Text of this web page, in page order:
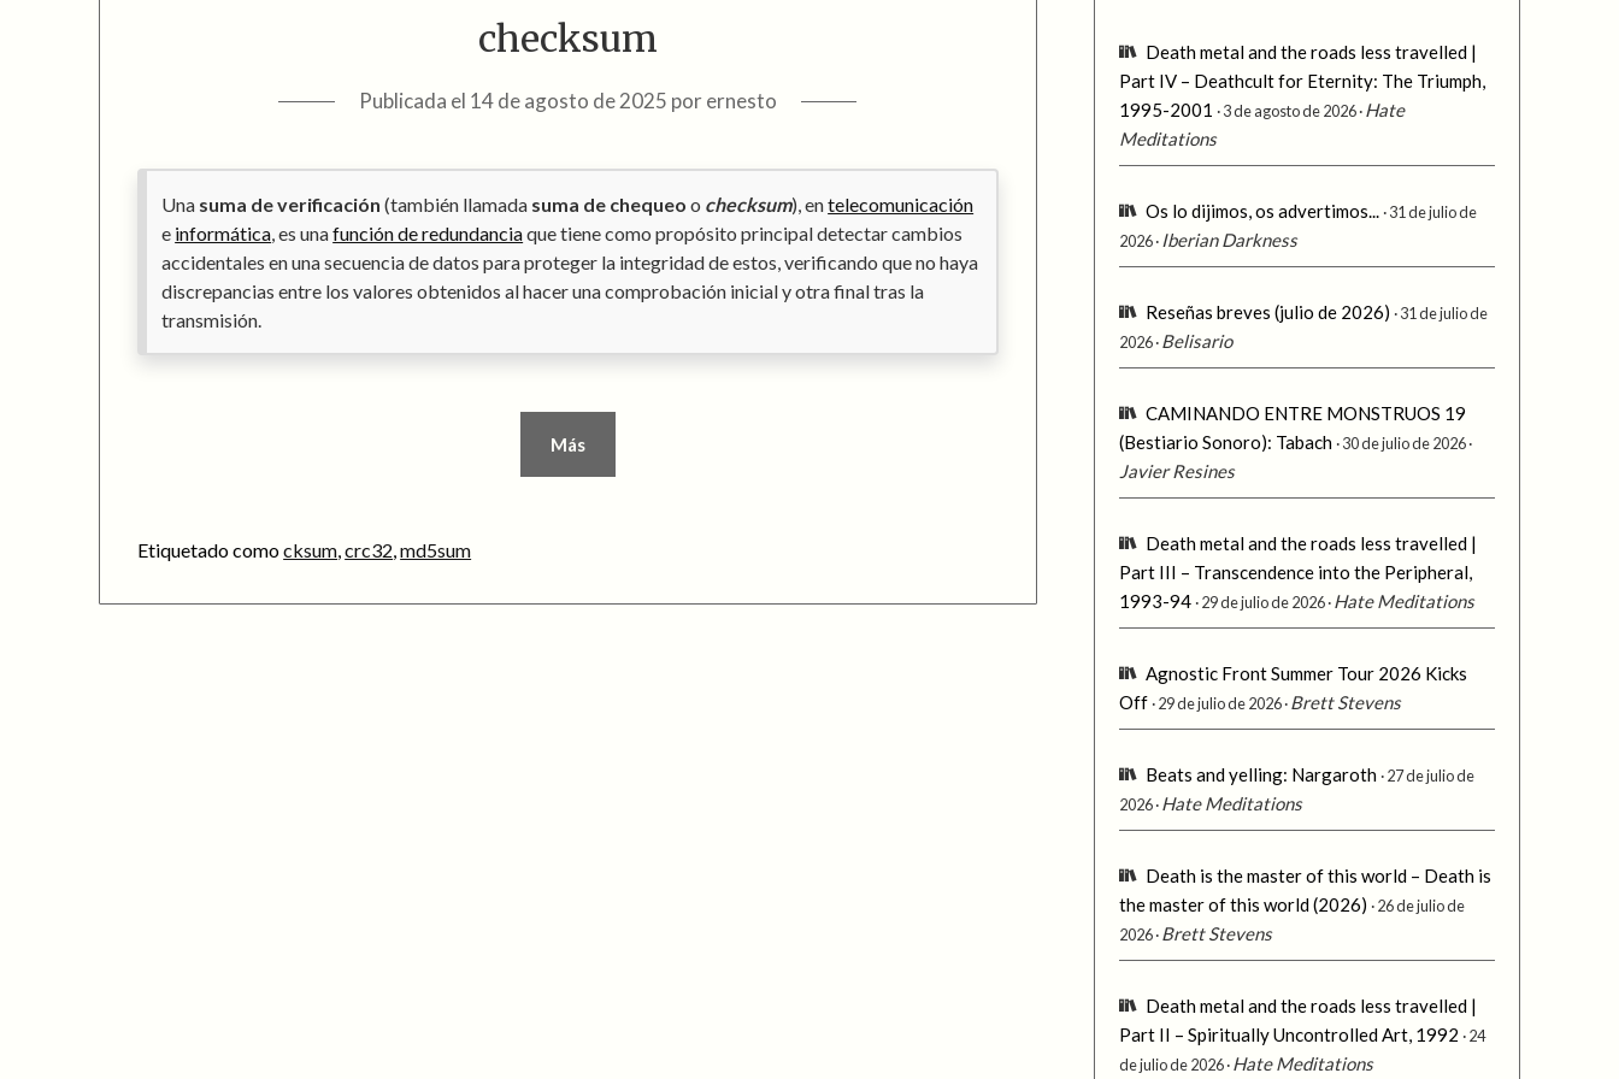
checksum
Publicada el 14 de agosto de 2025 porernesto
Una suma de verificación (también llamada suma de chequeo o checksum), entelecomunicación
e informática , es unafunción de redundanciaque tiene como propósito principal detectar cambios
accidentales en una secuencia de datos para proteger la integridad de estos, verificando que no haya
discrepancias entre los valores obtenidos al hacer una comprobación inicial y otra final tras la
transmisión.
Más
Etiquetado comocksum,crc32,md5sum
Death metal and the roads less travelled |
Part IV – Deathcult for Eternity: The Triumph,
1995-2001
3 de agosto de 2026 Hate
Meditations
Os lo dijimos, os advertimos... 31 de julio de
2026 Iberian Darkness
Reseñas breves (julio de 2026)
31 de julio de
2026 Belisario
CAMINANDO ENTRE MONSTRUOS 19
(Bestiario Sonoro): Tabach 30 de julio de 2026
Javier Resines
Death metal and the roads less travelled |
Part III – Transcendence into the Peripheral,
1993-94 29 de julio de 2026 Hate Meditations
Agnostic Front Summer Tour 2026 Kicks
Off 29 de julio de 2026 Brett Stevens
Beats and yelling: Nargaroth 27 de julio de
2026 Hate Meditations
Death is the master of this world – Death is
the master of this world (2026)
26 de julio de
2026 Brett Stevens
Death metal and the roads less travelled |
Part II – Spiritually Uncontrolled Art, 1992
24
de julio de 2026 Hate Meditations